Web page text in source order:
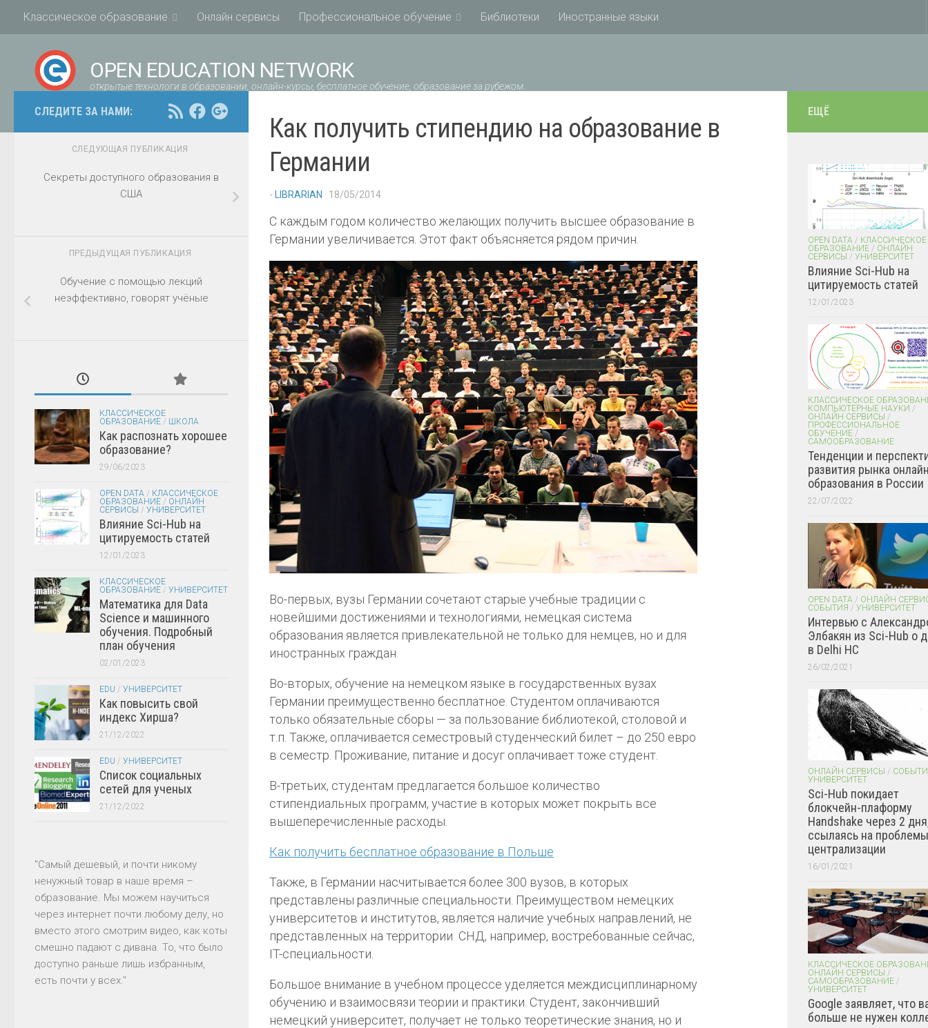
Классическое образование Онлайн сервисы Профессиональное обучение Библиотеки Иностранные языки
OPEN EDUCATION NETWORK
открытые технологи в образовании, онлайн-курсы, бесплатное обучение, образование за рубежом.
Как получить стипендию на образование в
Германии
- LIBRARIAN · 18/05/2014
С каждым годом количество желающих получить высшее образование в
Германии увеличивается. Этот факт объясняется рядом причин.
Во-первых, вузы Германии сочетают старые учебные традиции с
новейшими достижениями и технологиями, немецкая система
образования является привлекательной не только для немцев, но и для
иностранных граждан.
Во-вторых, обучение на немецком языке в государственных вузах
Германии преимущественно бесплатное. Студентом оплачиваются
только обязательные сборы — за пользование библиотекой, столовой и
т.п. Также, оплачивается семестровый студенческий билет – до 250 евро
в семестр. Проживание, питание и досуг оплачивает тоже студент.
В-третьих, студентам предлагается большое количество
стипендиальных программ, участие в которых может покрыть все
вышеперечисленные расходы.
Как получить бесплатное образование в Польше
Также, в Германии насчитывается более 300 вузов, в которых
представлены различные специальности. Преимуществом немецких
университетов и институтов, является наличие учебных направлений, не
представленных на территории СНД, например, востребованные сейчас,
IT-специальности.
Большое внимание в учебном процессе уделяется междисциплинарному
обучению и взаимосвязи теории и практики. Студент, закончивший
немецкий университет, получает не только теоретические знания, но и
СЛЕДИТЕ ЗА НАМИ:
СЛЕДУЮЩАЯ ПУБЛИКАЦИЯ
Секреты доступного образования в
США
ПРЕДЫДУЩАЯ ПУБЛИКАЦИЯ
Обучение с помощью лекций
неэффективно, говорят учёные
КЛАССИЧЕСКОЕ
ОБРАЗОВАНИЕ / ШКОЛА
Как распознать хорошее
образование?
29/06/2023
OPEN DATA / КЛАССИЧЕСКОЕ
ОБРАЗОВАНИЕ / ОНЛАЙН
СЕРВИСЫ / УНИВЕРСИТЕТ
Влияние Sci-Hub на
цитируемость статей
12/01/2023
КЛАССИЧЕСКОЕ
ОБРАЗОВАНИЕ / УНИВЕРСИТЕТ
Математика для Data
Science и машинного
обучения. Подробный
план обучения
02/01/2023
EDU / УНИВЕРСИТЕТ
Как повысить свой
индекс Хирша?
21/12/2022
EDU / УНИВЕРСИТЕТ
Список социальных
сетей для ученых
21/12/2022
"Самый дешевый, и почти никому
ненужный товар в наше время –
образование. Мы можем научиться
через интернет почти любому делу, но
вместо этого смотрим видео, как коты
смешно падают с дивана. То, что было
доступно раньше лишь избранным,
есть почти у всех."
ЕЩЁ
OPEN DATA / КЛАССИЧЕСКОЕ
ОБРАЗОВАНИЕ / ОНЛАЙН
СЕРВИСЫ / УНИВЕРСИТЕТ
Влияние Sci-Hub на
цитируемость статей
12/01/2023
КЛАССИЧЕСКОЕ
КОМПЬЮТЕРНЫЕ НАУКИ /
ОНЛАЙН СЕРВИСЫ /
ПРОФЕССИОНАЛЬНОЕ
ОБУЧЕНИЕ /
САМООБРАЗОВАНИЕ
Тенденции и
развития рынка
образования в России
22/07/2022
OPEN DATA / ОНЛАЙН
СОБЫТИЯ / УНИВЕРСИТЕТ
Интервью с
Элбакян из Sci-Hub о
в Delhi HC
26/02/2021
ОНЛАЙН СЕРВИСЫ /
УНИВЕРСИТЕТ
Sci-Hub покидает
блокчейн-плаформу
Handshake через 2
ссылаясь на проблемы
централизации
16/01/2021
КЛАССИЧЕСКОЕ
ОНЛАЙН СЕРВИСЫ /
САМООБРАЗОВАНИЕ /
УНИВЕРСИТЕТ
Google заявляет, что
больше не нужен